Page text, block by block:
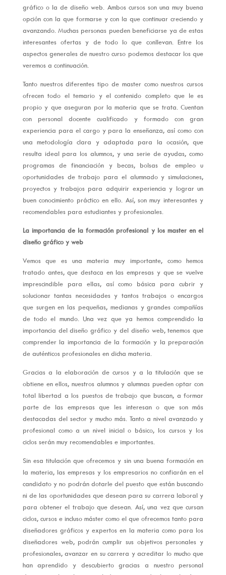
gráfico o la de diseño web. Ambos cursos son una muy buena
opción con la que formarse y con la que continuar creciendo y
avanzando. Muchas personas pueden beneficiarse ya de estas
interesantes ofertas y de todo lo que conllevan. Entre los
aspectos generales de nuestro curso podemos destacar los que
veremos a continuación.
Tanto nuestros diferentes tipo de master como nuestros cursos
ofrecen todo el temario y el contenido completo que le es
propio y que aseguran por la materia que se trata. Cuentan
con personal docente cualificado y formado con gran
experiencia para el cargo y para la enseñanza, así como con
una metodología clara y adaptada para la ocasión, que
resulta ideal para los alumnos, y una serie de ayudas, como
programas de financiación y becas, bolsas de empleo u
oportunidades de trabajo para el alumnado y simulaciones,
proyectos y trabajos para adquirir experiencia y lograr un
buen conocimiento práctico en ello. Así, son muy interesantes y
recomendables para estudiantes y profesionales.
La importancia de la formación profesional y los master en el
diseño gráfico y web
Vemos que es una materia muy importante, como hemos
tratado antes, que destaca en las empresas y que se vuelve
imprescindible para ellas, así como básica para cubrir y
solucionar tantas necesidades y tantos trabajos o encargos
que surgen en las pequeñas, medianas y grandes compañías
de todo el mundo. Una vez que ya hemos comprendido la
importancia del diseño gráfico y del diseño web, tenemos que
comprender la importancia de la formación y la preparación
de auténticos profesionales en dicha materia.
Gracias a la elaboración de cursos y a la titulación que se
obtiene en ellos, nuestros alumnos y alumnas pueden optar con
total libertad a los puestos de trabajo que buscan, a formar
parte de las empresas que les interesan o que son más
destacadas del sector y mucho más. Tanto a nivel avanzado y
profesional como a un nivel inicial o básico, los cursos y los
ciclos serán muy recomendables e importantes.
Sin esa titulación que ofrecemos y sin una buena formación en
la materia, las empresas y los empresarios no confiarán en el
candidato y no podrán dotarle del puesto que están buscando
ni de las oportunidades que desean para su carrera laboral y
para obtener el trabajo que desean. Así, una vez que cursan
ciclos, cursos e incluso máster como el que ofrecemos tanto para
diseñadores gráficos y expertos en la materia como para los
diseñadores web, podrán cumplir sus objetivos personales y
profesionales, avanzar en su carrera y acreditar lo mucho que
han aprendido y descubierto gracias a nuestro personal